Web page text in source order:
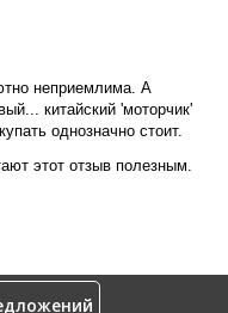
неприемлима. А
китайский 'моторчик'
однозначно стоит.
этот отзыв полезным.